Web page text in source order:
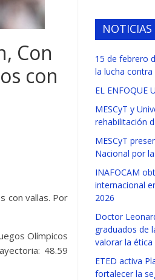
Con
con
con vallas. Por
Olímpicos
48.59
15 de febrero
la lucha
EL ENFOQUE
MESCyT y
rehabilitación
MESCyT
Nacional por
INAFOCAM
internacional
2026
Doctor
graduados de
valorar la ética
ETED activa
fortalecer la